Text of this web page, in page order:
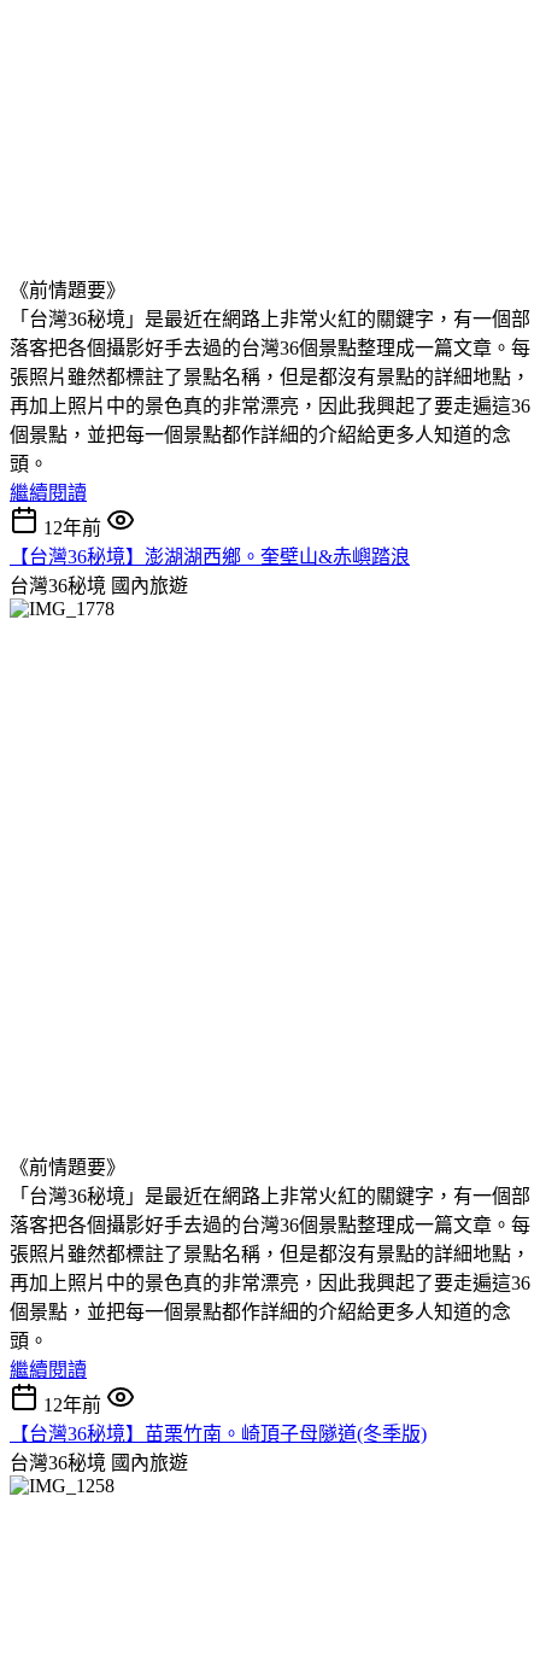
《前情題要》
「台灣36秘境」是最近在網路上非常火紅的關鍵字，有一個部
落客把各個攝影好手去過的台灣36個景點整理成一篇文章。每
張照片雖然都標註了景點名稱，但是都沒有景點的詳細地點，
再加上照片中的景色真的非常漂亮，因此我興起了要走遍這36
個景點，並把每一個景點都作詳細的介紹給更多人知道的念
頭。
繼續閱讀
12年前
【台灣36秘境】澎湖湖西鄉。奎壁山&赤嶼踏浪
台灣36秘境 國內旅遊
《前情題要》
「台灣36秘境」是最近在網路上非常火紅的關鍵字，有一個部
落客把各個攝影好手去過的台灣36個景點整理成一篇文章。每
張照片雖然都標註了景點名稱，但是都沒有景點的詳細地點，
再加上照片中的景色真的非常漂亮，因此我興起了要走遍這36
個景點，並把每一個景點都作詳細的介紹給更多人知道的念
頭。
繼續閱讀
12年前
【台灣36秘境】苗栗竹南。崎頂子母隧道(冬季版)
台灣36秘境 國內旅遊